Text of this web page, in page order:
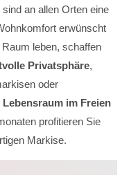
an allen Orten eine
erwünscht
leben, schaffen
Privatsphäre,
oder
Lebensraum im Freien
profitieren Sie
Markise.